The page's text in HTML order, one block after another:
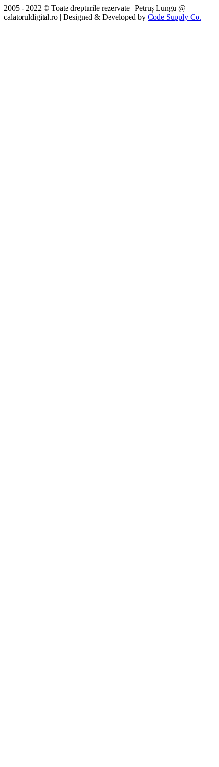
2005 - 2022 © Toate drepturile rezervate | Petruș Lungu @
calatoruldigital.ro | Designed & Developed by Code Supply Co.